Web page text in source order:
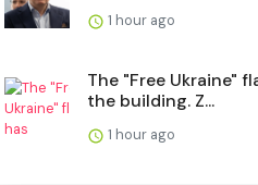
1 hour ago
The "Free Ukraine"
the building. Z...
1 hour ago